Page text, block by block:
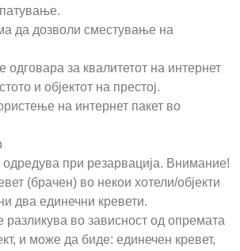
да дозволи сместување на
одговара за квалитетот на интернет
и објектот на престој.
на интернет пакет во
одредува при резарвација. Внимание!
(брачен) во некои хотели/објекти
два единечни кревети.
разликува во зависност од опремата
и може да биде: единечен кревет,